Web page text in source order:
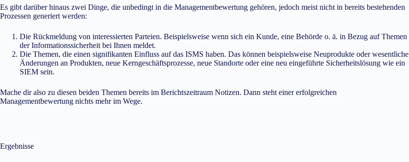
Es gibt darüber hinaus zwei Dinge, die unbedingt in die Managementbewertung gehören, jedoch meist nicht in bereits bestehenden
Prozessen generiert werden:
Die Rückmeldung von interessierten Parteien. Beispielsweise wenn sich ein Kunde, eine Behörde o. ä. in Bezug auf Themen
der Informationssicherheit bei Ihnen meldet.
Die Themen, die einen signifikanten Einfluss auf das ISMS haben. Das können beispielsweise Neuprodukte oder wesentliche
Änderungen an Produkten, neue Kerngeschäftsprozesse, neue Standorte oder eine neu eingeführte Sicherheitslösung wie ein
SIEM sein.
Mache dir also zu diesen beiden Themen bereits im Berichtszeitraum Notizen. Dann steht einer erfolgreichen
Managementbewertung nichts mehr im Wege.
Ergebnisse